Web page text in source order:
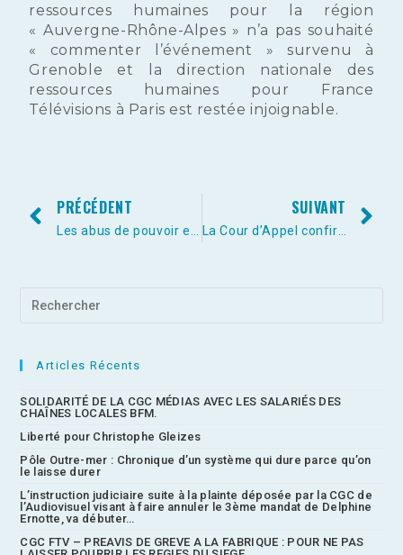
ressources humaines pour la région
« Auvergne-Rhône-Alpes » n’a pas souhaité
« commenter l’événement » survenu à
Grenoble et la direction nationale des
ressources humaines pour France
Télévisions à Paris est restée injoignable.
PRÉCÉDENT SUIVANT
Articles Récents
SOLIDARITÉ DE LA CGC MÉDIAS AVEC LES SALARIÉS DES
CHAÎNES LOCALES BFM.
Liberté pour Christophe Gleizes
Pôle Outre-mer : Chronique d’un système qui dure parce qu’on
le laisse durer
L’instruction judiciaire suite à la plainte déposée par la CGC de
l’Audiovisuel visant à faire annuler le 3ème mandat de Delphine
Ernotte, va débuter…
CGC FTV – PREAVIS DE GREVE A LA FABRIQUE : POUR NE PAS